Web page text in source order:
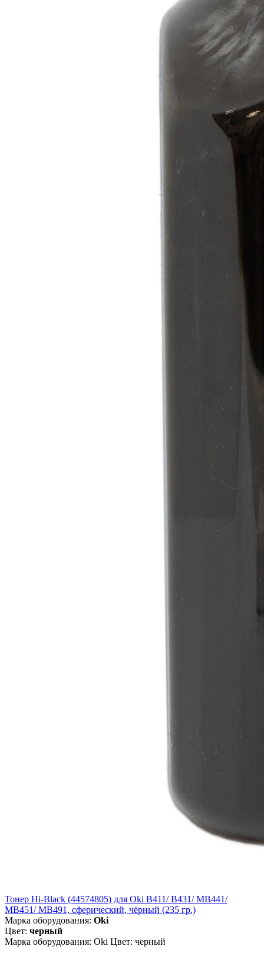
Тонер Hi-Black (44574805) для Oki B411/ B431/ MB441/
MB451/ MB491, сферический, чёрный (235 гр.)
Марка оборудования: Oki
Цвет: черный
Марка оборудования: Oki Цвет: черный